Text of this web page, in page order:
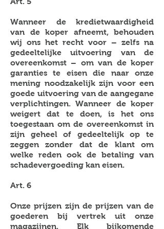
Wanneer de kredietwaardigheid
van de koper afneemt, behouden
wij ons het recht voor – zelfs na
gedeeltelijke uitvoering van de
overeenkomst – om van de koper
garanties te eisen die naar onze
mening noodzakelijk zijn voor een
goede uitvoering van de aangegane
verplichtingen. Wanneer de koper
weigert dat te doen, is het ons
toegestaan om de overeenkomst in
zijn geheel of gedeeltelijk op te
zeggen zonder dat de klant om
welke reden ook de betaling van
schadevergoeding kan eisen.
Art. 6
Onze prijzen zijn de prijzen van de
goederen bij vertrek uit onze
magazijnen. Elk bijkomende